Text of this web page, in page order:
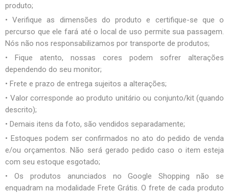
produto;
• Verifique as dimensões do produto e certifique-se que o
percurso que ele fará até o local de uso permite sua passagem.
Nós não nos responsabilizamos por transporte de produtos;
• Fique atento, nossas cores podem sofrer alterações
dependendo do seu monitor;
• Frete e prazo de entrega sujeitos a alterações;
• Valor corresponde ao produto unitário ou conjunto/kit (quando
descrito);
• Demais itens da foto, são vendidos separadamente;
• Estoques podem ser confirmados no ato do pedido de venda
e/ou orçamentos. Não será gerado pedido caso o item esteja
com seu estoque esgotado;
• Os produtos anunciados no Google Shopping não se
enquadram na modalidade Frete Grátis. O frete de cada produto